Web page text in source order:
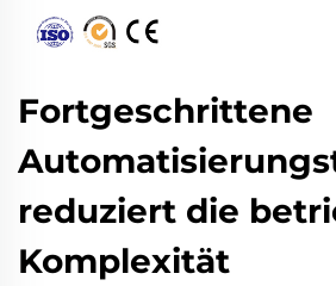
Fortgeschrittene
reduziert die
Komplexität